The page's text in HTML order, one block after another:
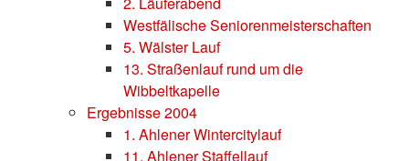
Westfälische Seniorenmeisterschaften
5. Wälster Lauf
13. Straßenlauf rund um die
Wibbeltkapelle
Ergebnisse 2004
1. Ahlener Wintercitylauf
11. Ahlener Staffellauf